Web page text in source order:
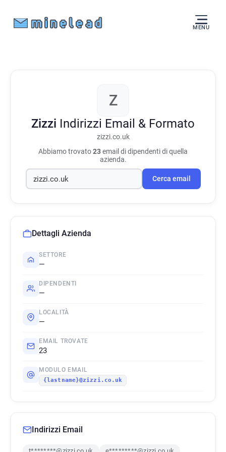
MENU
Z
Zizzi Indirizzi Email & Formato
zizzi.co.uk
Abbiamo trovato23email di dipendenti di quella
azienda.
Cerca email
Dettagli Azienda
SETTORE
—
DIPENDENTI
—
LOCALITÀ
—
EMAIL TROVATE
23
MODULO EMAIL
{lastname}@zizzi.co.uk
Indirizzi Email